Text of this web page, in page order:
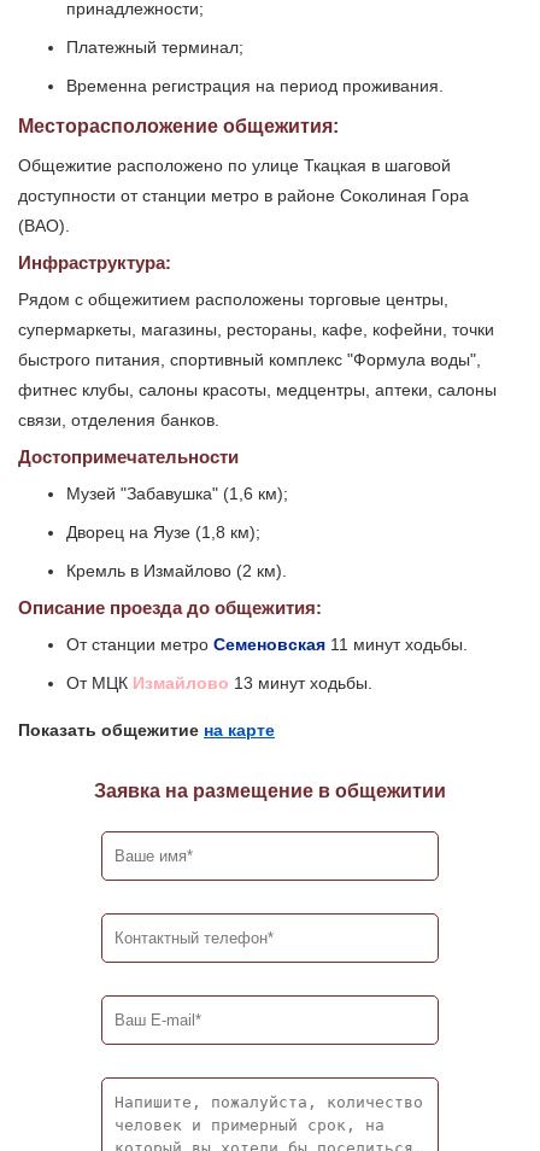
принадлежности;
Платежный терминал;
Временна регистрация на период проживания.
Месторасположение общежития:
Общежитие расположено по улице Ткацкая в шаговой
доступности от станции метро в районе Соколиная Гора
(ВАО).
Инфраструктура:
Рядом с общежитием расположены торговые центры,
супермаркеты, магазины, рестораны, кафе, кофейни, точки
быстрого питания, спортивный комплекс "Формула воды",
фитнес клубы, салоны красоты, медцентры, аптеки, салоны
связи, отделения банков.
Достопримечательности
Музей "Забавушка" (1,6 км);
Дворец на Яузе (1,8 км);
Кремль в Измайлово (2 км).
Описание проезда до общежития:
От станции метро Семеновская 11 минут ходьбы.
От МЦК Измайлово 13 минут ходьбы.
Показать общежитие на карте
Заявка на размещение в общежитии